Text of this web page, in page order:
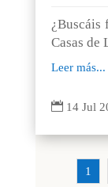
¿Buscáis
Casas de
Leer más...
 14 Jul
1